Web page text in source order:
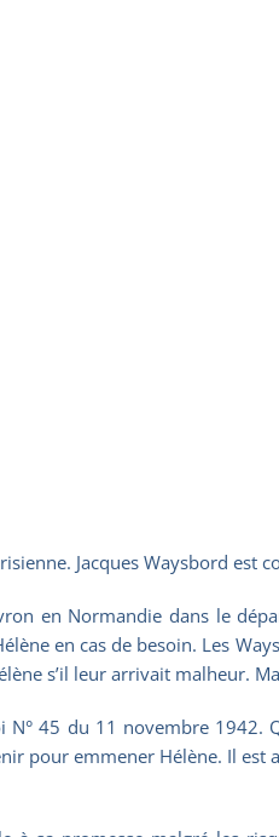
Jacques Waysbord est
en Normandie dans le
en cas de besoin. Les
s’il leur arrivait malheur.
45 du 11 novembre 1942.
pour emmener Hélène. Il est